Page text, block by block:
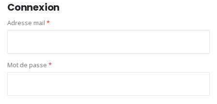
Connexion
Adresse mail *
Mot de passe *